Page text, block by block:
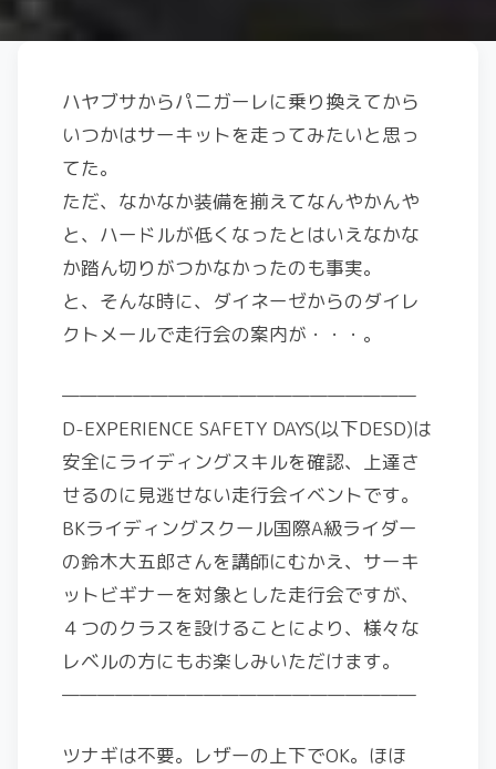
ハヤブサからパニガーレに乗り換えてから
いつかはサーキットを走ってみたいと思っ
てた。
ただ、なかなか装備を揃えてなんやかんや
と、ハードルが低くなったとはいえなかな
か踏ん切りがつかなかったのも事実。
と、そんな時に、ダイネーゼからのダイレ
クトメールで走行会の案内が・・・。
————————————————————
D-EXPERIENCE SAFETY DAYS(以下DESD)は
安全にライディングスキルを確認、上達さ
せるのに見逃せない走行会イベントです。
BKライディングスクール国際A級ライダー
の鈴木大五郎さんを講師にむかえ、サーキ
ットビギナーを対象とした走行会ですが、
４つのクラスを設けることにより、様々な
レベルの方にもお楽しみいただけます。
————————————————————
ツナギは不要。レザーの上下でOK。ほほ